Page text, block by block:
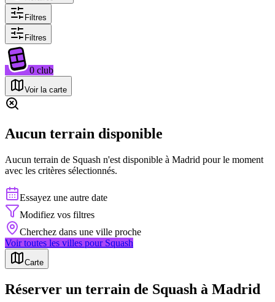
Filtres
Filtres
0 club
Voir la carte
Aucun terrain disponible
Aucun terrain de Squash n'est disponible à Madrid pour le moment
avec les critères sélectionnés.
Essayez une autre date
Modifiez vos filtres
Cherchez dans une ville proche
Voir toutes les villes pour Squash
Carte
Réserver un terrain de Squash à Madrid